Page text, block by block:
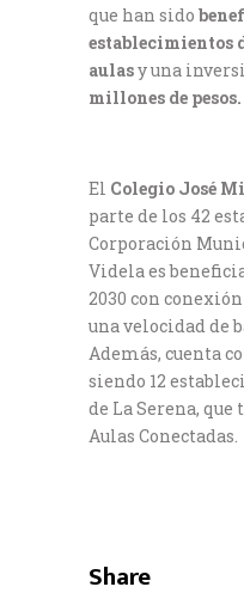
que han sido
establecimientos
aulasy una
millones de pesos.
El Colegio José
parte de los 42
Corporación
Videla es
2030 con
una velocidad de
Además, cuenta
siendo 12
de La Serena,
Aulas Conectadas.
Share